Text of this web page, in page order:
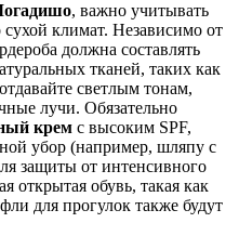
, важно учитывать
климат. Независимо от
должна составлять
тканей, таких как
светлым тонам,
лучи. Обязательно
крем с высоким SPF,
убор (например, шляпу с
защиты от интенсивного
открытая обувь, такая как
для прогулок также будут